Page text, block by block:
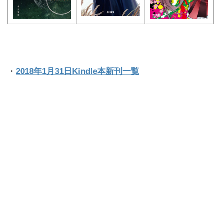
・ 2018年1月31日Kindle本新刊一覧